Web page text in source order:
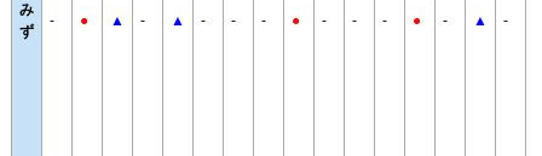
み
ず
- ● ▲ - ▲ - - - ● - - - ● - ▲ -